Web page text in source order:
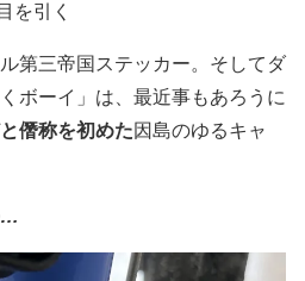
を引く
第三帝国ステッカー。そしてダ
ボーイ」は、最近事もあろうに
僭称を初めた因島のゆるキャ
…